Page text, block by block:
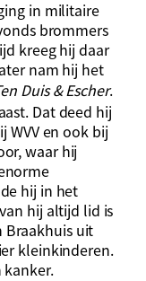
in militaire
brommers
kreeg hij daar
nam hij het
Duis & Escher.
Dat deed hij
WVV en ook bij
waar hij
hij in het
hij altijd lid is
Braakhuis uit
kleinkinderen.
kanker.